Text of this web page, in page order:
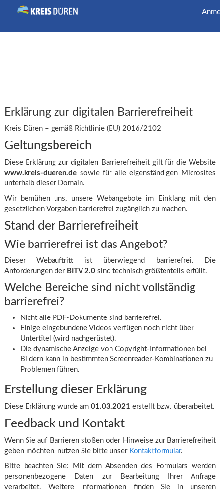
Erklärung zur digitalen Barrierefreiheit
Kreis Düren – gemäß Richtlinie (EU) 2016/2102
Geltungsbereich
Diese Erklärung zur digitalen Barrierefreiheit gilt für die Website
www.kreis-dueren.desowie für alle eigenständigen Microsites
unterhalb dieser Domain.
Wir bemühen uns, unsere Webangebote im Einklang mit den
gesetzlichen Vorgaben barrierefrei zugänglich zu machen.
Stand der Barrierefreiheit
Wie barrierefrei ist das Angebot?
Dieser Webauftritt ist überwiegend barrierefrei. Die
Anforderungen der BITV 2.0sind technisch größtenteils erfüllt.
Welche Bereiche sind nicht vollständig
barrierefrei?
Nicht alle PDF‑Dokumente sind barrierefrei.
Einige eingebundene Videos verfügen noch nicht über
Untertitel (wird nachgerüstet).
Die dynamische Anzeige von Copyright‑Informationen bei
Bildern kann in bestimmten Screenreader‑Kombinationen zu
Problemen führen.
Erstellung dieser Erklärung
Diese Erklärung wurde am 01.03.2021 erstellt bzw. überarbeitet.
Feedback und Kontakt
Wenn Sie auf Barrieren stoßen oder Hinweise zur Barrierefreiheit
geben möchten, nutzen Sie bitte unser Kontaktformular.
Bitte beachten Sie: Mit dem Absenden des Formulars werden
personenbezogene Daten zur Bearbeitung Ihrer Anfrage
verarbeitet. Weitere Informationen finden Sie in unseren